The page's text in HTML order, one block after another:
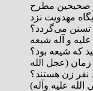
در صحیحین مطرح
مهدویت نزد
تسنن می‌گردد؟
عليه و آله شيعه
كه شيعه بود؟
امام زمان (عجل الله
نفر زن هستند؟
(صلى الله عليه وآله)